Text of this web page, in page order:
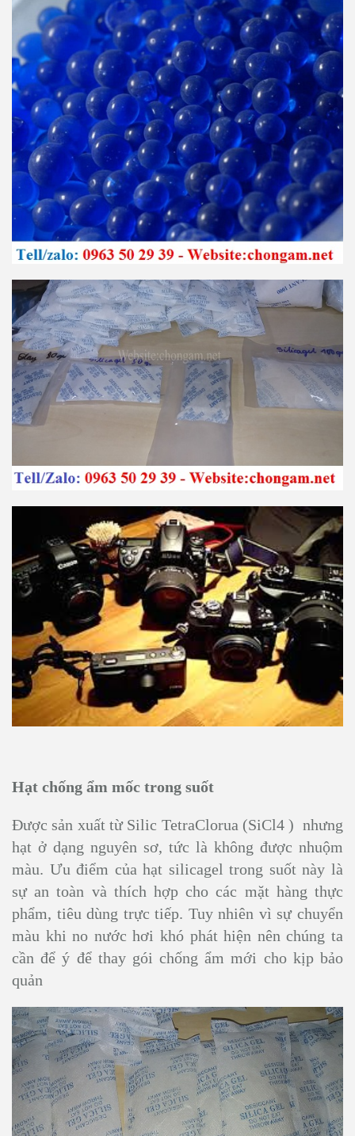
Hạt chống ẩm mốc trong suốt
Được sản xuất từ Silic TetraClorua (SiCl4 ) nhưng
hạt ở dạng nguyên sơ, tức là không được nhuộm
màu. Ưu điểm của hạt silicagel trong suốt này là
sự an toàn và thích hợp cho các mặt hàng thực
phẩm, tiêu dùng trực tiếp. Tuy nhiên vì sự chuyển
màu khi no nước hơi khó phát hiện nên chúng ta
cần để ý để thay gói chống ẩm mới cho kịp bảo
quản